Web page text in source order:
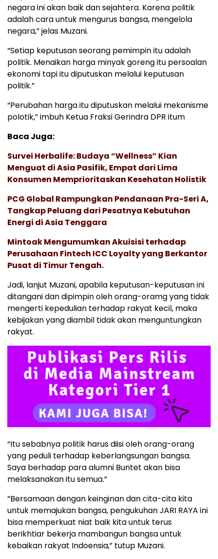
negara ini akan baik dan sejahtera. Karena politik
adalah cara untuk mengurus bangsa, mengelola
negara,” jelas Muzani.
“Setiap keputusan seorang pemimpin itu adalah
politik. Menaikan harga minyak goreng itu persoalan
ekonomi tapi itu diputuskan melalui keputusan
politik.”
“Perubahan harga itu diputuskan melalui mekanisme
polotik,” imbuh Ketua Fraksi Gerindra DPR itum
Baca Juga:
Survei Herbalife: Budaya “Wellness” Kian
Menguat di Asia Pasifik, Empat dari Lima
Konsumen Memprioritaskan Kesehatan Holistik
PCG Global Rampungkan Pendanaan Pra-Seri A,
Tangkap Peluang dari Pesatnya Kebutuhan
Energi di Asia Tenggara
Mintoak Mengumumkan Akuisisi terhadap
Perusahaan Fintech ICC Loyalty yang Berkantor
Pusat di Timur Tengah.
Jadi, lanjut Muzani, apabila keputusan-keputusan ini
ditangani dan dipimpin oleh orang-oramg yang tidak
mengerti kepedulian terhadap rakyat kecil, maka
kebijakan yang diambil tidak akan menguntungkan
rakyat.
“Itu sebabnya politik harus diisi oleh orang-orang
yang peduli terhadap keberlangsungan bangsa.
Saya berhadap para alumni Buntet akan bisa
melaksanakan itu semua.”
“Bersamaan dengan keinginan dan cita-cita kita
untuk memajukan bangsa, pengukuhan JARI RAYA ini
bisa memperkuat niat baik kita untuk terus
berikhtiar bekerja mambangun bangsa untuk
kebaikan rakyat Indoensia,” tutup Muzani.